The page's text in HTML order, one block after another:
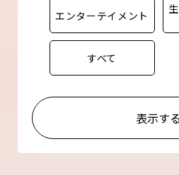
エンターテイメント
すべて
表示する